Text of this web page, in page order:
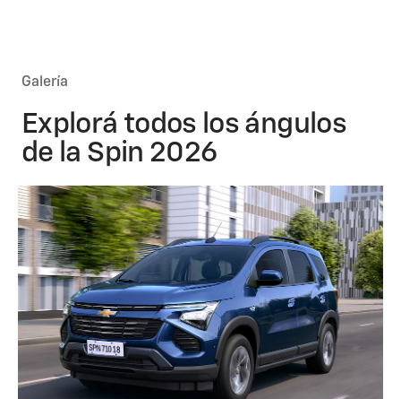
Galería
Explorá todos los ángulos
de la Spin 2026